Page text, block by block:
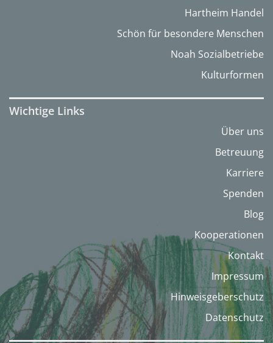
Hartheim Handel
Schön für besondere Menschen
Noah Sozialbetriebe
Kulturformen
Wichtige Links
Über uns
Betreuung
Karriere
Spenden
Blog
Kooperationen
Kontakt
Impressum
Hinweisgeberschutz
Datenschutz